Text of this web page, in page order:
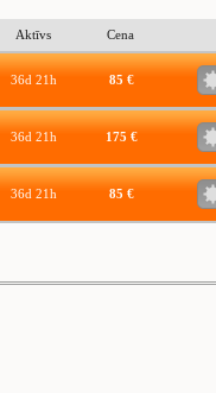
Aktīvs Cena
36d 21h 85 €
36d 21h 175 €
36d 21h 85 €